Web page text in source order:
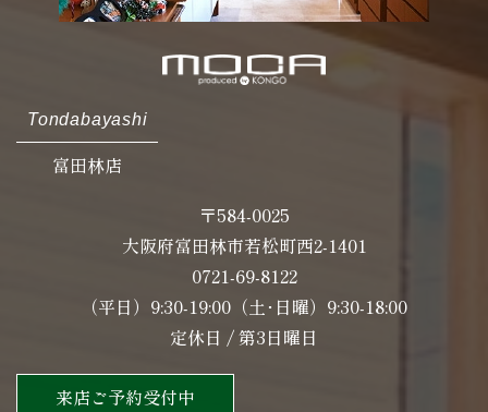
Tondabayashi
富田林店
〒584-0025
大阪府富田林市若松町西2-1401
0721-69-8122
（平日）9:30-19:00（土･日曜）9:30-18:00
定休日 / 第3日曜日
来店ご予約受付中